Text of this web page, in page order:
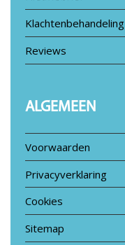
Klachtenbehandeling
Reviews
ALGEMEEN
Voorwaarden
Privacyverklaring
Cookies
Sitemap